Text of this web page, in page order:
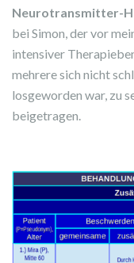
Neurotransmitter-
bei Simon, der vor
intensiver
mehrere sich nicht
losgeworden war, zu
beigetragen.